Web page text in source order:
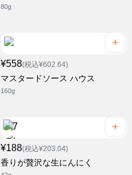
80g
¥558(税込¥602.64)
マスタードソース ハウス
160g
¥188(税込¥203.04)
香りが贅沢な生にんにく